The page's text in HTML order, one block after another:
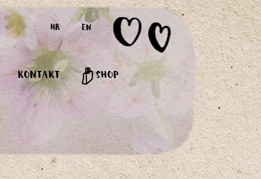
HR EN
KONTAKT SHOP